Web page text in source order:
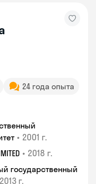
24 года опыта
• 2001 г.
• 2018 г.
государственный
2013 г.